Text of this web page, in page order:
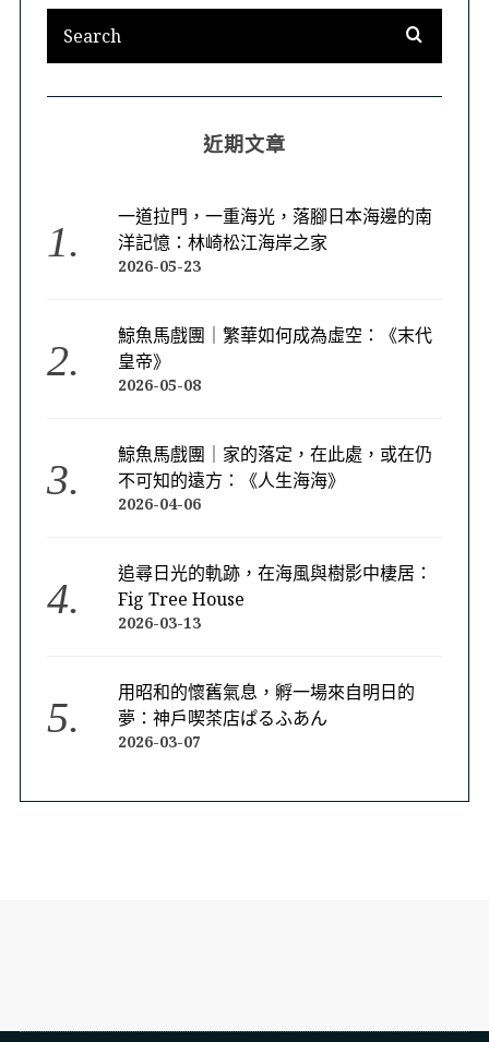
近期文章
一道拉門，一重海光，落腳日本海邊的南
洋記憶：林崎松江海岸之家
2026-05-23
鯨魚馬戲團｜繁華如何成為虛空：《末代
皇帝》
2026-05-08
鯨魚馬戲團｜家的落定，在此處，或在仍
不可知的遠方：《人生海海》
2026-04-06
追尋日光的軌跡，在海風與樹影中棲居：
Fig Tree House
2026-03-13
用昭和的懷舊氣息，孵一場來自明日的
夢：神戶喫茶店ぱるふあん
2026-03-07